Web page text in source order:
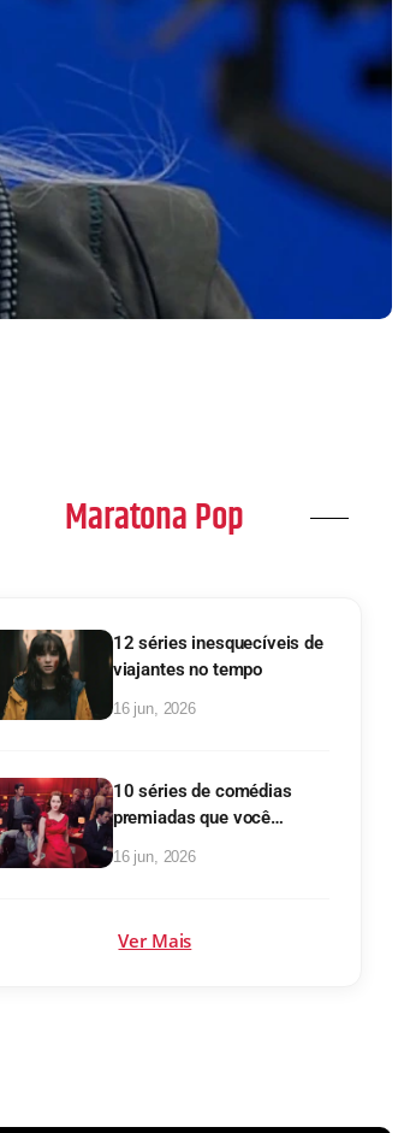
Maratona Pop
12 séries inesquecíveis de
viajantes no tempo
16 jun, 2026
10 séries de comédias
premiadas que você
precisa conhecer!
16 jun, 2026
Ver Mais